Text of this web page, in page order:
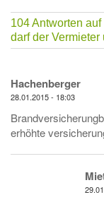
104 Antworten auf
darf der
Hachenberger
28.01.2015 - 18:03
erhöhte